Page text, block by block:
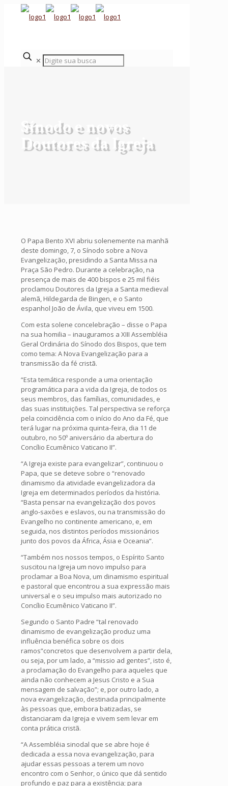
✕
Sínodo e novos
Doutores da Igreja
O Papa Bento XVI abriu solenemente na manhã
deste domingo, 7, o Sínodo sobre a Nova
Evangelização, presidindo a Santa Missa na
Praça São Pedro. Durante a celebração, na
presença de mais de 400 bispos e 25 mil fiéis
proclamou Doutores da Igreja a Santa medieval
alemã, Hildegarda de Bingen, e o Santo
espanhol João de Ávila, que viveu em 1500.
Com esta solene concelebração – disse o Papa
na sua homilia – inauguramos a XIII Assembléia
Geral Ordinária do Sínodo dos Bispos, que tem
como tema: A Nova Evangelização para a
transmissão da fé cristã.
“Esta temática responde a uma orientação
programática para a vida da Igreja, de todos os
seus membros, das famílias, comunidades, e
das suas instituições. Tal perspectiva se reforça
pela coincidência com o início do Ano da Fé, que
terá lugar na próxima quinta-feira, dia 11 de
outubro, no 50º aniversário da abertura do
Concílio Ecumênico Vaticano II”.
“A Igreja existe para evangelizar”, continuou o
Papa, que se deteve sobre o “renovado
dinamismo da atividade evangelizadora da
Igreja em determinados períodos da história.
“Basta pensar na evangelização dos povos
anglo-saxões e eslavos, ou na transmissão do
Evangelho no continente americano, e, em
seguida, nos distintos períodos missionários
junto dos povos da África, Ásia e Oceania”.
“Também nos nossos tempos, o Espírito Santo
suscitou na Igreja um novo impulso para
proclamar a Boa Nova, um dinamismo espiritual
e pastoral que encontrou a sua expressão mais
universal e o seu impulso mais autorizado no
Concílio Ecumênico Vaticano II”.
Segundo o Santo Padre “tal renovado
dinamismo de evangelização produz uma
influência benéfica sobre os dois
ramos”concretos que desenvolvem a partir dela,
ou seja, por um lado, a “missio ad gentes”, isto é,
a proclamação do Evangelho para aqueles que
ainda não conhecem a Jesus Cristo e a Sua
mensagem de salvação”; e, por outro lado, a
nova evangelização, destinada principalmente
às pessoas que, embora batizadas, se
distanciaram da Igreja e vivem sem levar em
conta prática cristã.
“A Assembléia sinodal que se abre hoje é
dedicada a essa nova evangelização, para
ajudar essas pessoas a terem um novo
encontro com o Senhor, o único que dá sentido
profundo e paz para a existência; para